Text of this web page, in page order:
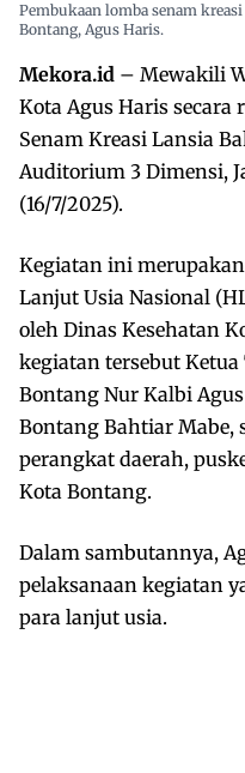
Pembukaan lomba senam
Bontang, Agus Haris.
Mekora.id – Mewakili
Kota Agus Haris
Senam Kreasi Lansia
Auditorium 3 Dimensi,
(16/7/2025).
Kegiatan ini
Lanjut Usia Nasional
oleh Dinas Kesehatan
kegiatan tersebut
Bontang Nur Kalbi
Bontang Bahtiar
perangkat daerah,
Kota Bontang.
Dalam sambutannya,
pelaksanaan kegiatan
para lanjut usia.